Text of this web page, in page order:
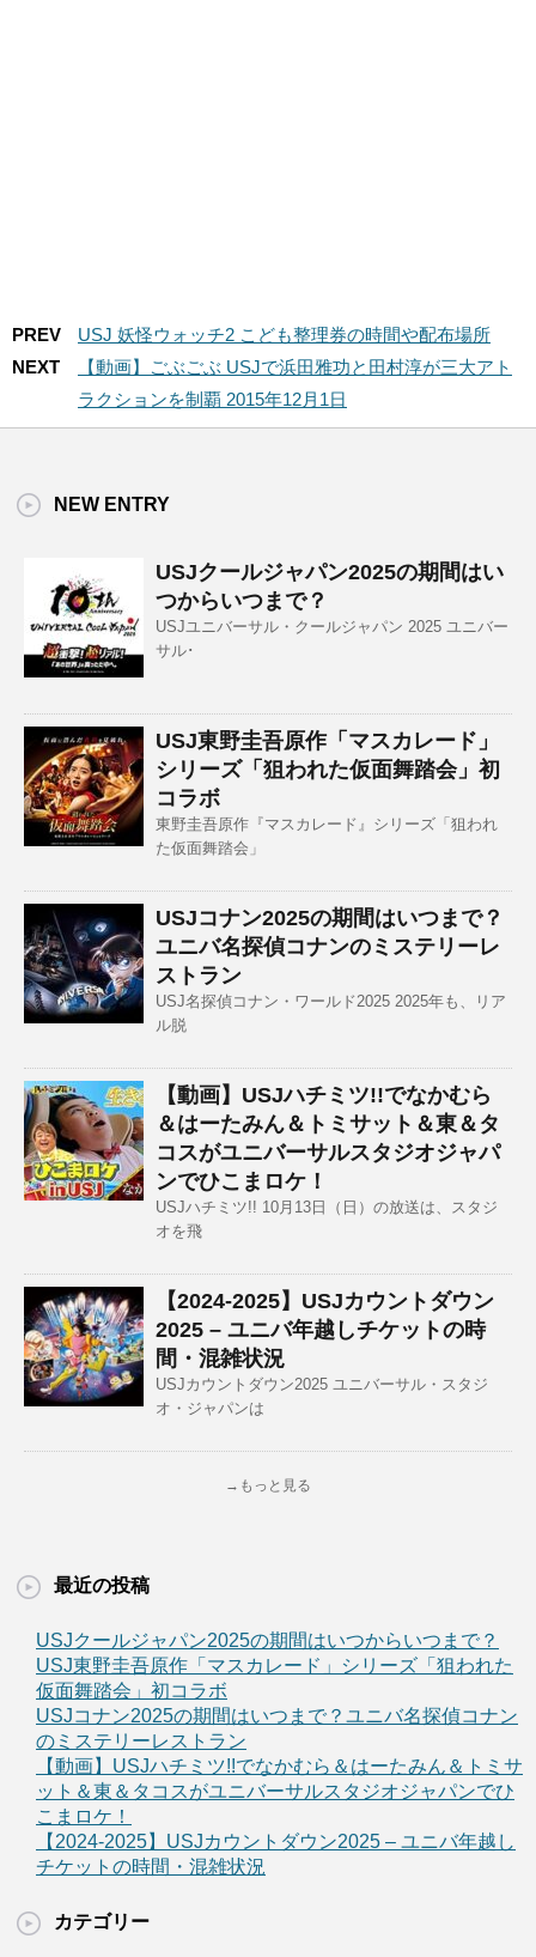
PREV
USJ 妖怪ウォッチ2 こども整理券の時間や配布場所
NEXT
【動画】ごぶごぶ USJで浜田雅功と田村淳が三大アト
ラクションを制覇 2015年12月1日
NEW ENTRY
USJクールジャパン2025の期間はい
つからいつまで？
USJユニバーサル・クールジャパン 2025 ユニバー
サル･
USJ東野圭吾原作「マスカレード」
シリーズ「狙われた仮面舞踏会」初
コラボ
東野圭吾原作『マスカレード』シリーズ「狙われ
た仮面舞踏会」
USJコナン2025の期間はいつまで？
ユニバ名探偵コナンのミステリーレ
ストラン
USJ名探偵コナン・ワールド2025 2025年も、リア
ル脱
【動画】USJハチミツ!!でなかむら
＆はーたみん＆トミサット＆東＆タ
コスがユニバーサルスタジオジャパ
ンでひこまロケ！
USJハチミツ!! 10月13日（日）の放送は、スタジ
オを飛
【2024-2025】USJカウントダウン
2025 – ユニバ年越しチケットの時
間・混雑状況
USJカウントダウン2025 ユニバーサル・スタジ
オ・ジャパンは
→もっと見る
最近の投稿
USJクールジャパン2025の期間はいつからいつまで？
USJ東野圭吾原作「マスカレード」シリーズ「狙われた
仮面舞踏会」初コラボ
USJコナン2025の期間はいつまで？ユニバ名探偵コナン
のミステリーレストラン
【動画】USJハチミツ!!でなかむら＆はーたみん＆トミサ
ット＆東＆タコスがユニバーサルスタジオジャパンでひ
こまロケ！
【2024-2025】USJカウントダウン2025 – ユニバ年越し
チケットの時間・混雑状況
カテゴリー